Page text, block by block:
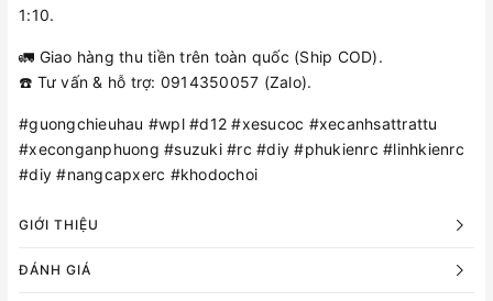
1:10.
🚛 Giao hàng thu tiền trên toàn quốc (Ship COD).
☎️ Tư vấn & hỗ trợ: 0914350057 (Zalo).
#guongchieuhau #wpl #d12 #xesucoc #xecanhsattrattu
#xeconganphuong #suzuki #rc #diy #phukienrc #linhkienrc
#diy #nangcapxerc #khodochoi
GIỚI THIỆU
ĐÁNH GIÁ